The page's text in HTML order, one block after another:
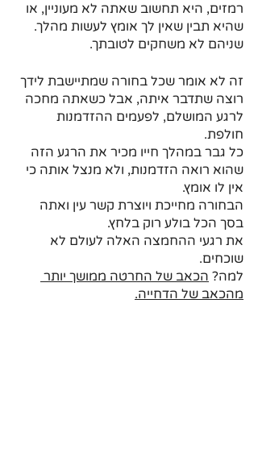
רמזים, היא תחשוב שאתה לא מעוניין, או
שהיא תבין שאין לך אומץ לעשות מהלך.
שניהם לא משחקים לטובתך.
זה לא אומר שכל בחורה שמתיישבת לידך
רוצה שתדבר איתה, אבל כשאתה מחכה
לרגע המושלם, לפעמים ההזדמנות
חולפת.
כל גבר במהלך חייו מכיר את הרגע הזה
שהוא רואה הזדמנות, ולא מנצל אותה כי
אין לו אומץ.
הבחורה מחייכת ויוצרת קשר עין ואתה
בסך הכל בולע רוק בלחץ.
את רגעי ההחמצה האלה לעולם לא
שוכחים.
למה? הכאב של החרטה ממושך יותר
מהכאב של הדחייה.